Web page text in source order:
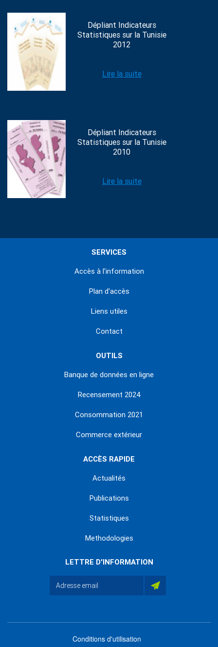
Dépliant Indicateurs
Statistiques sur la Tunisie
2012
Lire la suite
Dépliant Indicateurs
Statistiques sur la Tunisie
2010
Lire la suite
SERVICES
Accès à l'information
Plan d'accès
Liens utiles
Contact
OUTILS
Banque de données en ligne
Recensement 2024
Consommation 2021
Commerce extérieur
ACCÈS RAPIDE
Actualités
Publications
Statistiques
Methodologies
LETTRE D'INFORMATION
Conditions d'utilisation